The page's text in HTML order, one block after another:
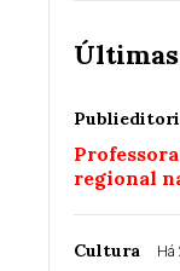
regional
Cultura Há